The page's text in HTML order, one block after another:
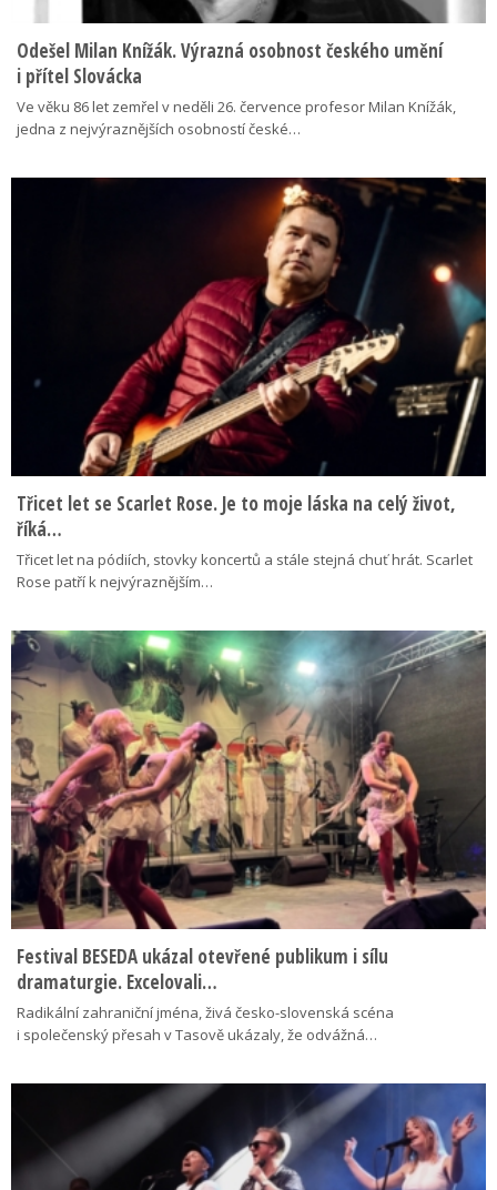
Odešel Milan Knížák. Výrazná osobnost českého umění
i přítel Slovácka
Ve věku 86 let zemřel v neděli 26. července profesor Milan Knížák,
jedna z nejvýraznějších osobností české…
Třicet let se Scarlet Rose. Je to moje láska na celý život,
říká…
Třicet let na pódiích, stovky koncertů a stále stejná chuť hrát. Scarlet
Rose patří k nejvýraznějším…
Festival BESEDA ukázal otevřené publikum i sílu
dramaturgie. Excelovali…
Radikální zahraniční jména, živá česko-slovenská scéna
i společenský přesah v Tasově ukázaly, že odvážná…